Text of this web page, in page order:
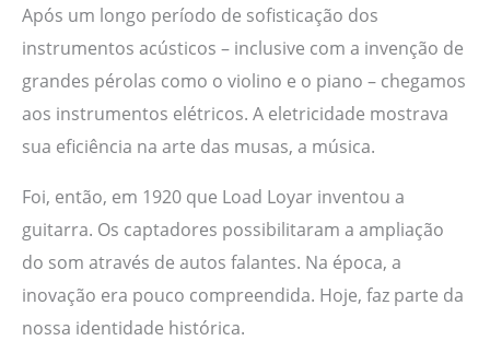
Após um longo período de sofisticação dos
instrumentos acústicos – inclusive com a invenção de
grandes pérolas como o violino e o piano – chegamos
aos instrumentos elétricos. A eletricidade mostrava
sua eficiência na arte das musas, a música.
Foi, então, em 1920 que Load Loyar inventou a
guitarra. Os captadores possibilitaram a ampliação
do som através de autos falantes. Na época, a
inovação era pouco compreendida. Hoje, faz parte da
nossa identidade histórica.